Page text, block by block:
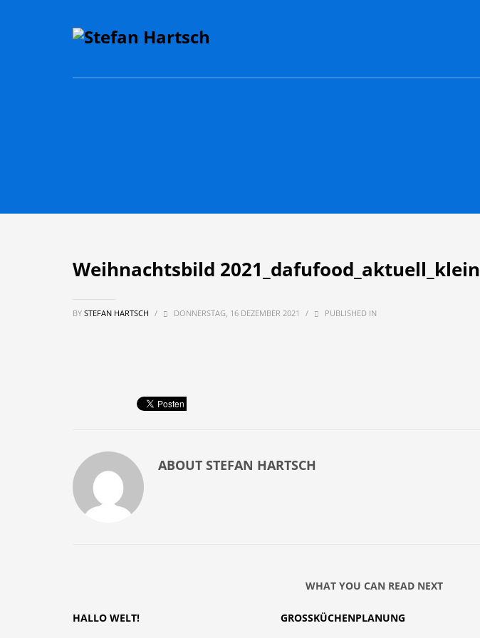
Weihnachtsbild 2021_dafufood_aktuell_klein
BY STEFAN HARTSCH / DONNERSTAG, 16 DEZEMBER 2021 / PUBLISHED IN
ABOUT STEFAN HARTSCH
WHAT YOU CAN READ NEXT
HALLO WELT! GROSSKÜCHENPLANUNG